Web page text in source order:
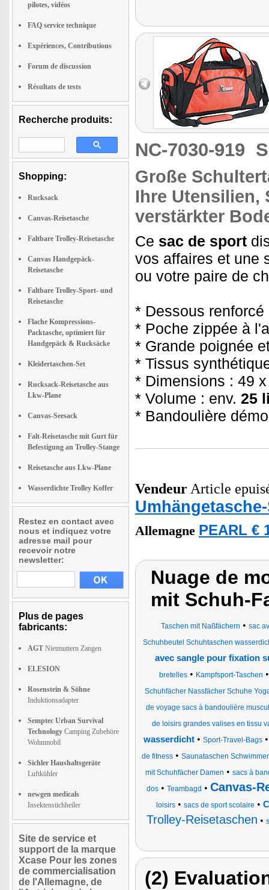
pilotes, vidéos
FAQ service technique
Expériences, Contributions
Forum de discussion
Résultats de tests
Recherche produits:
Shopping:
Rucksack
Canvas-Reisetasche
Faltbare Trolley-Reisetasche
Canvas Handgepäck-
Reisetasche
Faltbare Trolley-Sport- und
Reisetasche
Flache Kompressions-
Packtasche, optimiert für
Handgepäck & Rucksäcke
Kleidertaschen-Set
Rucksack-Reisetasche aus
Lkw-Plane
Canvas-Seesack
Falt-Reisetasche mit Gurt für
Befestigung an Trolley-Stange
Reisetasche aus Lkw-Plane
Wasserdichte Trolley Koffer
Restez en contact avec
nous et indiquez votre
adresse mail pour
recevoir notre
newsletter:
Plus de pages
fabricants:
AGT Nietmuttern Zangen
ELESION
Rosenstein & Söhne
Induktionsadapter
Semptec Urban Survival
Technology Camping Zubehöre
Wohnmobil
Sichler Haushaltsgeräte
Luftkühler
newgen medicals
Insektenstichheiler
Site de service et
support de la marque
Xcase Pour les zones
de commercialisation
de l'Allemagne, de
NC-7030-919
Große
Ihre
verstärkter
Ce sac de sport
vos affaires et une
ou votre paire de
* Dessous renforcé
* Poche zippée à
* Grande poignée
* Tissus
* Dimensions : 49
* Volume : env. 25
* Bandoulière
Vendeur Article
Allemagne PEARL €
Nuage de
mit Schuh-
Taschen mit Naßfächern • sac
Schuhbeutel Schuhtaschen
avec sangle pour fixation
bretelles • Kampfsport-Taschen
Schuhfächer Nassfächer Schuhe
de voyage sacs à bandoulière
de loisirs grandes valises en tissu
wasserdicht• Sport-Travel-Bags
de fitness • Saunataschen
mit Schuhfächer Damen • sacs à
dos• Teambagd • Canvas-
loisirs• sacs de sport scolaire •
Trolley-Reisetaschen •
(2)